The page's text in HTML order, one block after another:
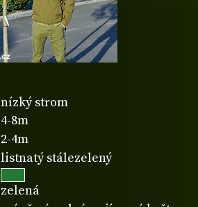
nízký strom
4-8m
2-4m
listnatý stálezelený
zelená